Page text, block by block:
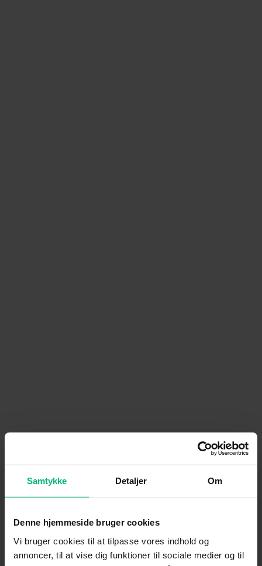
Samtykke Detaljer Om
Denne hjemmeside bruger cookies
Vi bruger cookies til at tilpasse vores indhold og
annoncer, til at vise dig funktioner til sociale medier og til